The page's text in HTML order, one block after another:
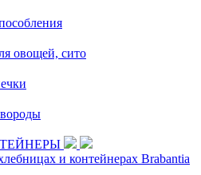
овощей, сито
и контейнерах Brabantia